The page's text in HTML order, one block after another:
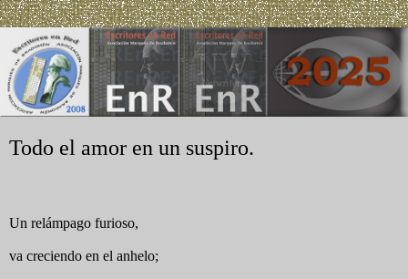
Todo el amor en un suspiro.
Un relámpago furioso,
va creciendo en el anhelo;